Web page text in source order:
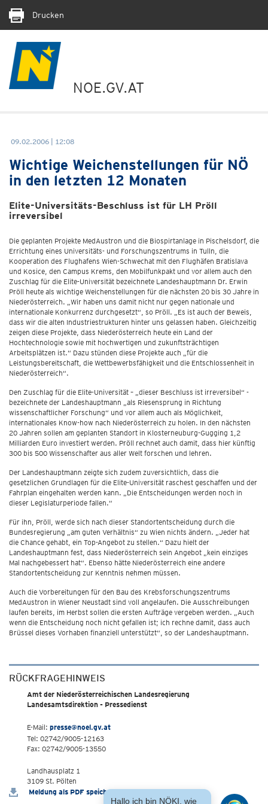
Drucken
NOE.GV.AT
09.02.2006 | 12:08
Wichtige Weichenstellungen für NÖ
in den letzten 12 Monaten
Elite-Universitäts-Beschluss ist für LH Pröll
irreversibel
Die geplanten Projekte MedAustron und die Biospirtanlage in Pischelsdorf, die
Errichtung eines Universitäts- und Forschungszentrums in Tulln, die
Kooperation des Flughafens Wien-Schwechat mit den Flughäfen Bratislava
und Kosice, den Campus Krems, den Mobilfunkpakt und vor allem auch den
Zuschlag für die Elite-Universität bezeichnete Landeshauptmann Dr. Erwin
Pröll heute als wichtige Weichenstellungen für die nächsten 20 bis 30 Jahre in
Niederösterreich. „Wir haben uns damit nicht nur gegen nationale und
internationale Konkurrenz durchgesetzt“, so Pröll. „Es ist auch der Beweis,
dass wir die alten Industriestrukturen hinter uns gelassen haben. Gleichzeitig
zeigen diese Projekte, dass Niederösterreich heute ein Land der
Hochtechnologie sowie mit hochwertigen und zukunftsträchtigen
Arbeitsplätzen ist.“ Dazu stünden diese Projekte auch „für die
Leistungsbereitschaft, die Wettbewerbsfähigkeit und die Entschlossenheit in
Niederösterreich“.
Den Zuschlag für die Elite-Universität – „dieser Beschluss ist irreversibel“ -
bezeichnete der Landeshauptmann „als Riesensprung in Richtung
wissenschaftlicher Forschung“ und vor allem auch als Möglichkeit,
internationales Know-how nach Niederösterreich zu holen. In den nächsten
20 Jahren sollen am geplanten Standort in Klosterneuburg-Gugging 1,2
Milliarden Euro investiert werden. Pröll rechnet auch damit, dass hier künftig
300 bis 500 Wissenschafter aus aller Welt forschen und lehren.
Der Landeshauptmann zeigte sich zudem zuversichtlich, dass die
gesetzlichen Grundlagen für die Elite-Universität raschest geschaffen und der
Fahrplan eingehalten werden kann. „Die Entscheidungen werden noch in
dieser Legislaturperiode fallen.“
Für ihn, Pröll, werde sich nach dieser Standortentscheidung durch die
Bundesregierung „am guten Verhältnis“ zu Wien nichts ändern. „Jeder hat
die Chance gehabt, ein Top-Angebot zu stellen.“ Dazu hielt der
Landeshauptmann fest, dass Niederösterreich sein Angebot „kein einziges
Mal nachgebessert hat“. Ebenso hätte Niederösterreich eine andere
Standortentscheidung zur Kenntnis nehmen müssen.
Auch die Vorbereitungen für den Bau des Krebsforschungszentrums
MedAustron in Wiener Neustadt sind voll angelaufen. Die Ausschreibungen
laufen bereits, im Herbst sollen die ersten Aufträge vergeben werden. „Auch
wenn die Entscheidung noch nicht gefallen ist; ich rechne damit, dass auch
Brüssel dieses Vorhaben finanziell unterstützt“, so der Landeshauptmann.
RÜCKFRAGEHINWEIS
Amt der Niederösterreichischen Landesregierung
Landesamtsdirektion - Pressedienst
E-Mail: presse@noel.gv.at
Tel: 02742/9005-12163
Fax: 02742/9005-13550
Landhausplatz 1
3109 St. Pölten
Meldung als PDF speichern
Hallo ich bin NÖKI, wie